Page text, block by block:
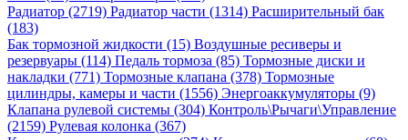
Радиатор (2719) Радиатор части (1314) Расширительный бак
(183)
Бак тормозной жидкости (15) Воздушные ресиверы и
резервуары (114) Педаль тормоза (85) Тормозные диски и
накладки (771) Тормозные клапана (378) Тормозные
цилиндры, камеры и части (1556) Энергоаккумуляторы (9)
Клапана рулевой системы (304) Контроль\Рычаги\Управление
(2159) Рулевая колонка (367)